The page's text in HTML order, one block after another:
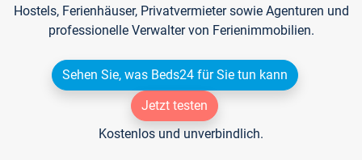
Hostels, Ferienhäuser, Privatvermieter sowie Agenturen und
professionelle Verwalter von Ferienimmobilien.
Sehen Sie, was Beds24 für Sie tun kann
Jetzt testen
Kostenlos und unverbindlich.